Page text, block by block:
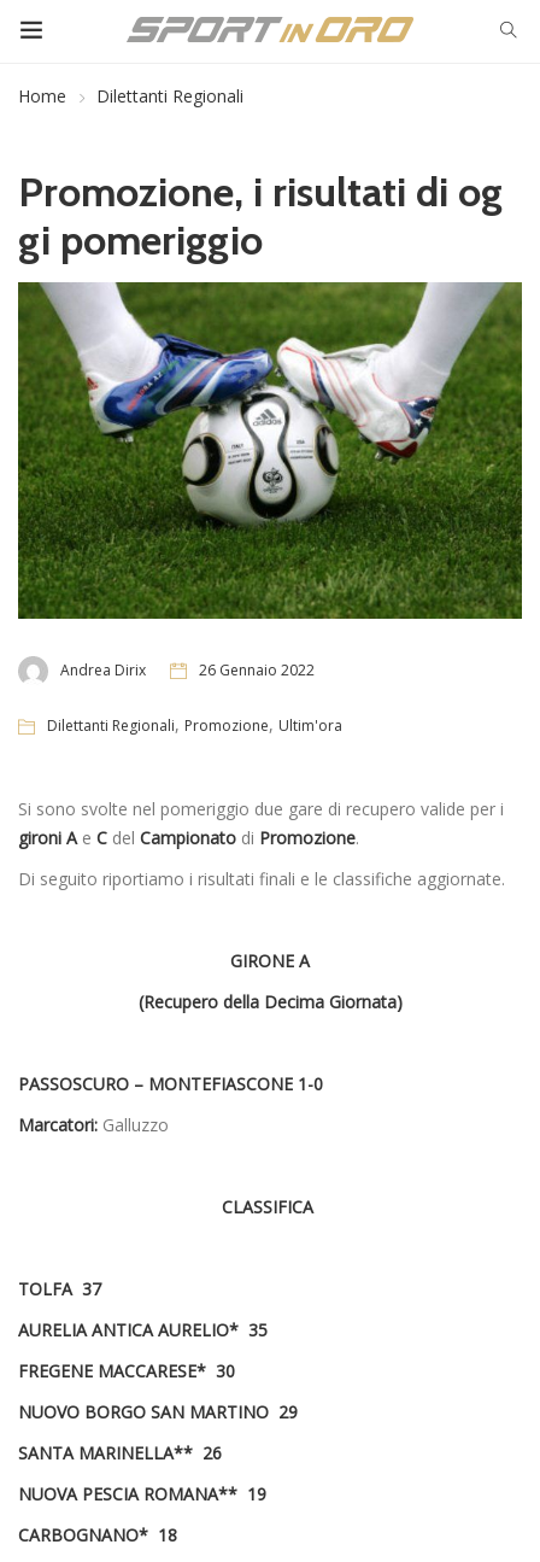
Home Dilettanti Regionali
Promozione, i risultati di og
gi pomeriggio
Andrea Dirix 26 Gennaio 2022
Dilettanti Regionali, Promozione, Ultim'ora
Si sono svolte nel pomeriggio due gare di recupero valide per i
gironi A e C del Campionato di Promozione.
Di seguito riportiamo i risultati finali e le classifiche aggiornate.
GIRONE A
(Recupero della Decima Giornata)
PASSOSCURO – MONTEFIASCONE 1-0
Marcatori: Galluzzo
CLASSIFICA
TOLFA 37
AURELIA ANTICA AURELIO* 35
FREGENE MACCARESE* 30
NUOVO BORGO SAN MARTINO 29
SANTA MARINELLA** 26
NUOVA PESCIA ROMANA** 19
CARBOGNANO* 18